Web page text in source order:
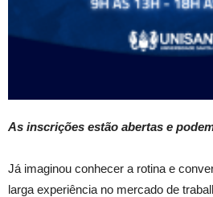
As inscrições estão abertas e
Já imaginou conhecer a rotina e
larga experiência no mercado de